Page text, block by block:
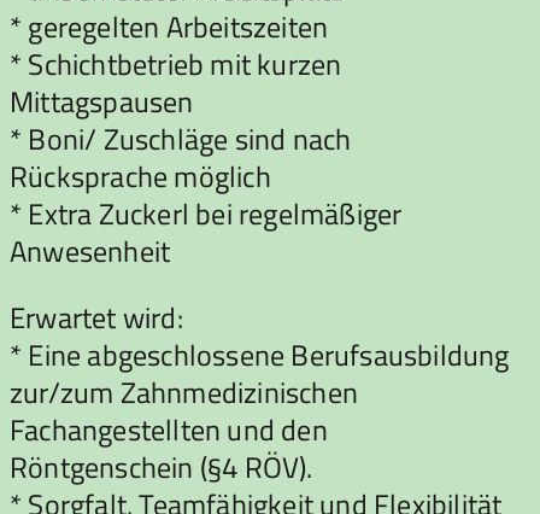
* geregelten Arbeitszeiten
* Schichtbetrieb mit kurzen
Mittagspausen
* Boni/ Zuschläge sind nach
Rücksprache möglich
* Extra Zuckerl bei regelmäßiger
Anwesenheit
Erwartet wird:
* Eine abgeschlossene Berufsausbildung
zur/zum Zahnmedizinischen
Fachangestellten und den
Röntgenschein (§4 RÖV).
* Sorgfalt, Teamfähigkeit und Flexibilität